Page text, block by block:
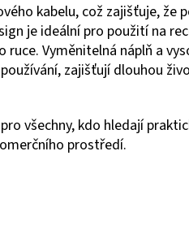
kabelu, což zajišťuje, že
je ideální pro použití na
Vyměnitelná náplň a
zajišťují dlouhou
všechny, kdo hledají
prostředí.